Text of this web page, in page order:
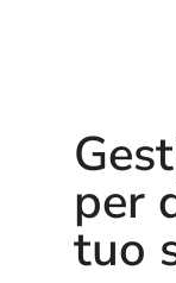
per
tuo